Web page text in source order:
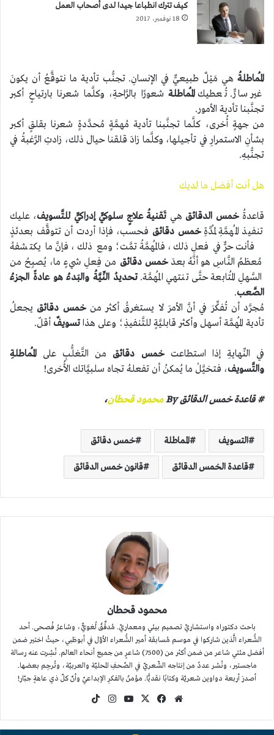
كيف تترك انطباعا جيدا لدى أصحاب العمل
18 نوفمبر، 2017
المُماطلةُ هي مَيْلٌ طبيعيٌّ في الإنسانِ. تجنُّب تأدية ما نتوقَّعُ أن يكونَ
غير سارٍّ. تُعطيك المُماطلةشعورًا بالرَّاحةِ، وكلَّما شعرنا بارتياحٍ أكبر
تجنَّبنا تأدية الأمور.
من جهةٍ أُخرى، كلَّما تجنَّبنا تأدية مُهمَّةٍ مُحدَّدةٍ شعرنا بقلقٍ أكبر
بشأنِ الاستمرارِ في تأجيلها، وكلَّما زادَ قلقنا حيال ذلك، زادتِ الرَّغبةُ في
تجنُّبهِ.
هل أنت أفضل ما لديك
قاعدةُخمس الدقائق هيتَقنيةُ علاجٍ سلوكيٍّ إدراكيٍّ للتَّسويف، عليك
تنفيذ المُهمَّةِ لمُدَّةِخمس دقائق فحسب، فإذا أردت أن تتوقَّف بعدئذٍ
فأنت حرٌّ في فعلِ ذلك، فالمُهمَّةُ تمَّت؛ ومع ذلك، فإنَّ ما يكتشفهُ
مُعظمُ النَّاسِ هو أنَّهُ بعدَخمس دقائق من فِعلِ شيءٍ ما، يُصبِحُ من
السَّهلِ المُتابعة حتَّى تنتهي المُهمَّة.تحديدُ النِّيَّةُ والبَدءُ هو عادةً الجزءُ
الصَّعب.
مُجرَّد أن تُفكِّرَ في أنَّ الأمرَ لا يستغرقُ أكثر منخمس دقائق يجعلُ
تأدية المُهمَّة أسهل وأكثر قابليَّةٍ للتَّنفيذِ؛ وعلى هذاتسويفٌ أقلّ.
في النِّهايةِ إذا استطاعتخمس دقائق من التَّغلُّبِ على المُماطلةِ
والتَّسويف، فتخيَّلْ ما يُمكنُ أن تفعلهُ تجاه سلبيَّاتك الأُخرى!
# قاعدة خمس الدقائقBy محمود قحطان،
التسويف المماطلة خمس دقائق
قاعدة الخمس الدقائق قانون خمس الدقائق
محمود قحطان
باحث دكتوراه واستشاريّ تصميم بيئي ومعماريّ. مُدقِّقٌ لُغويٌّ، وشاعرُ فُصحى. أحد
الشُّعراء الَّذين شاركوا في موسم مُسابقة أمير الشُّعراء الأوّل في أبوظبي، حيثُ اختير ضمن
أفضل مئتي شاعر من ضمن أكثر من (7500) شاعرٍ من جميع أنحاء العالم. نُشِرت عنه رسالة
ماجستير، ونُشر عددٌ من إنتاجه الشّعريّ في الصّحفِ المحليّة والعربيّة، وتُرجِم بعضها.
أصدرَ أربعة دواوين شعريّة وكتابًا نقديًّا. مؤمنٌ بالفكرِ الإبداعيّ وأنّ كلّ ذي عاهةٍ جبّار!
موقع
فيسبوك
‫X
‫YouTubeانستقرام